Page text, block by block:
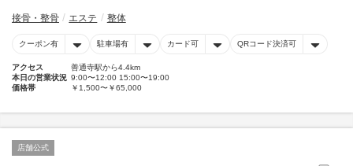
接骨・整骨 エステ 整体
クーポン有 駐車場有 カード可 QRコード決済可
アクセス
善通寺駅から4.4km
本日の営業状況 9:00〜12:00 15:00〜19:00
価格帯
￥1,500〜￥65,000
店舗公式